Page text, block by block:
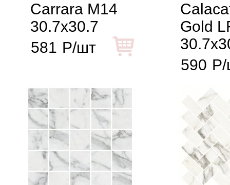
Carrara M14
30.7x30.7
581 Р/шт
Gold
590